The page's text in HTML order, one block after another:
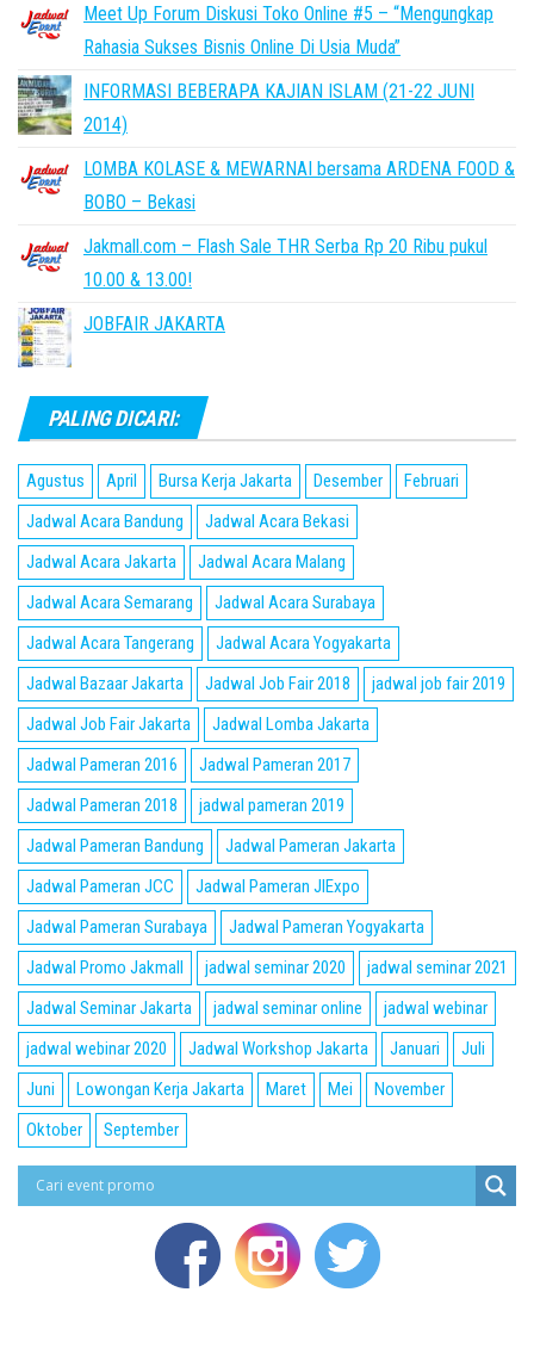
Meet Up Forum Diskusi Toko Online #5 – “Mengungkap
Rahasia Sukses Bisnis Online Di Usia Muda”
INFORMASI BEBERAPA KAJIAN ISLAM (21-22 JUNI
2014)
LOMBA KOLASE & MEWARNAI bersama ARDENA FOOD &
BOBO – Bekasi
Jakmall.com – Flash Sale THR Serba Rp 20 Ribu pukul
10.00 & 13.00!
JOBFAIR JAKARTA
PALING DICARI:
Agustus April Bursa Kerja Jakarta Desember
Februari
Jadwal Acara Bandung
Jadwal Acara Bekasi
Jadwal Acara Jakarta
Jadwal Acara Malang
Jadwal Acara Semarang
Jadwal Acara Surabaya
Jadwal Acara Tangerang
Jadwal Acara Yogyakarta
Jadwal Bazaar Jakarta
Jadwal Job Fair 2018
jadwal job fair 2019
Jadwal Job Fair Jakarta
Jadwal Lomba Jakarta
Jadwal Pameran 2016
Jadwal Pameran 2017
Jadwal Pameran 2018
jadwal pameran 2019
Jadwal Pameran Bandung
Jadwal Pameran Jakarta
Jadwal Pameran JCC
Jadwal Pameran JIExpo
Jadwal Pameran Surabaya
Jadwal Pameran Yogyakarta
Jadwal Promo Jakmall
jadwal seminar 2020
jadwal seminar 2021
Jadwal Seminar Jakarta
jadwal seminar online
jadwal webinar
jadwal webinar 2020
Jadwal Workshop Jakarta Januari
Juli
Juni
Lowongan Kerja Jakarta Maret Mei
November
Oktober
September